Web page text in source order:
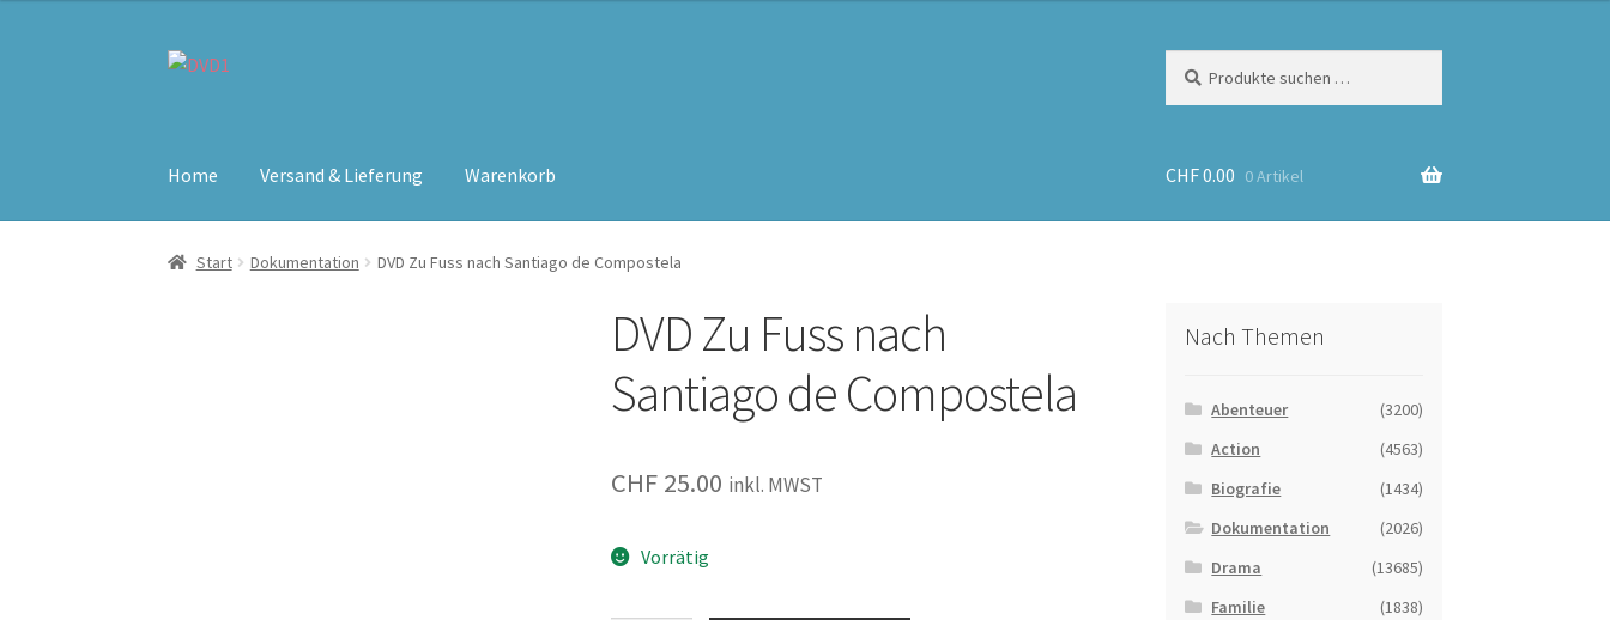
Zur
Zum
nach:
Home Versand & Lieferung Warenkorb CHF0.00 0 Artikel
Start Dokumentation DVD Zu Fuss nach Santiago de Compostela
DVD Zu Fuss nach
Santiago de Compostela
CHF 25.00 inkl. MWST
Vorrätig
Nach Themen
Abenteuer
(3200)
Action
(4563)
Biografie
(1434)
Dokumentation
(2026)
Drama
(13685)
Familie
(1838)